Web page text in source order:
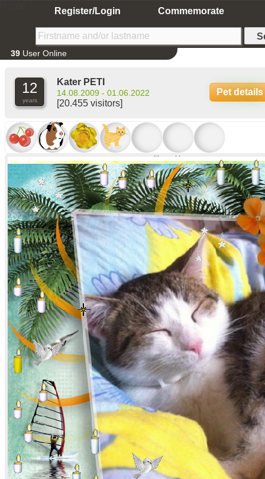
Register/Login Commemorate
39 User Online
12
years
Kater PETI
14.08.2009 - 01.06.2022
[20.455 visitors]
Pet details
Show older